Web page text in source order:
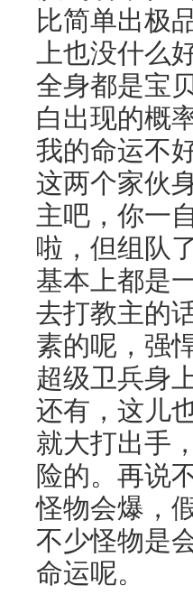
比简单出极
上也没什么
全身都是宝
白出现的概
我的命运不
这两个家伙
主吧，你一
啦，但组队
基本上都是
去打教主的
素的呢，强
超级卫兵身
还有，这儿
就大打出手
险的。再说
怪物会爆，
不少怪物是
命运呢。